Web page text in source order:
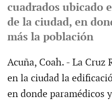
cuadrados ubicado
de la ciudad, en
más la población
Acuña, Coah. - La Cruz
en la ciudad la
en donde paramédicos